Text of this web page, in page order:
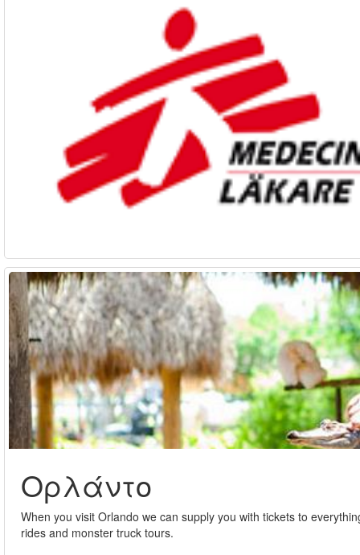
Ορλάντο
When you visit Orlando we can supply you with tickets to
rides and monster truck tours.